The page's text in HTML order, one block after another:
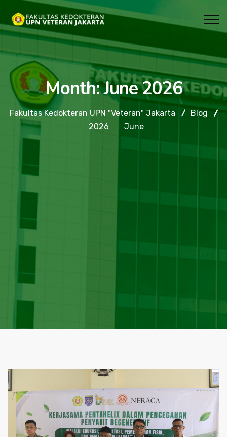
Month:June 2026
Fakultas Kedokteran UPN "Veteran" Jakarta
Blog
2026
June